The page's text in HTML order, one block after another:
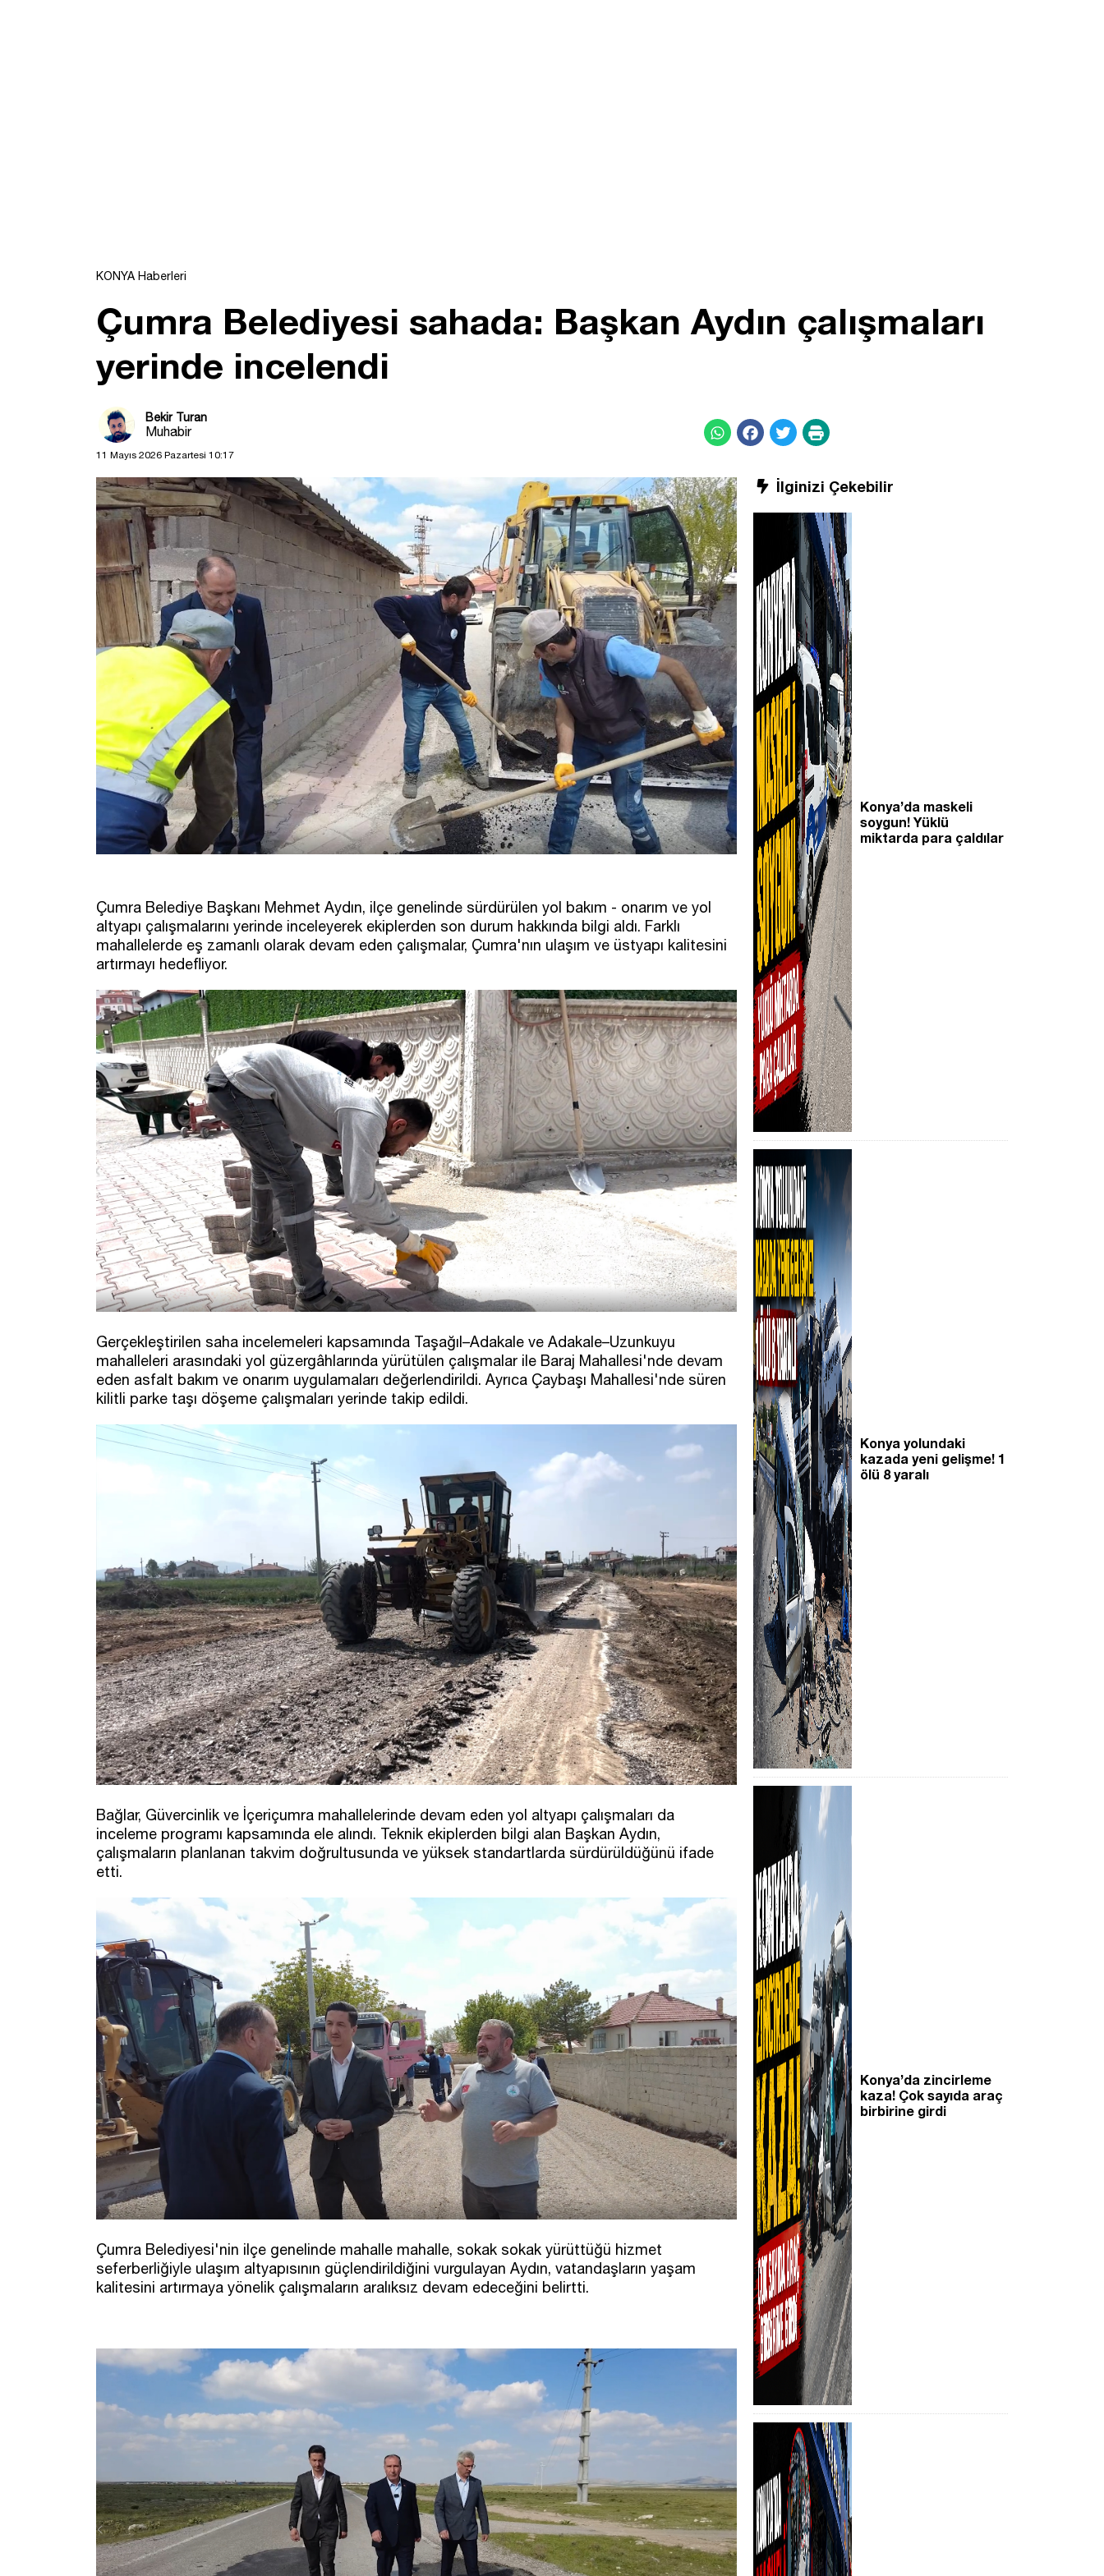
KONYA Haberleri
Çumra Belediyesi sahada: Başkan Aydın çalışmaları
yerinde incelendi
Bekir Turan
Muhabir
11 Mayıs 2026 Pazartesi 10:17
Çumra Belediye Başkanı Mehmet Aydın, ilçe genelinde sürdürülen yol bakım - onarım ve yol
altyapı çalışmalarını yerinde inceleyerek ekiplerden son durum hakkında bilgi aldı. Farklı
mahallelerde eş zamanlı olarak devam eden çalışmalar, Çumra'nın ulaşım ve üstyapı kalitesini
artırmayı hedefliyor.
Gerçekleştirilen saha incelemeleri kapsamında Taşağıl–Adakale ve Adakale–Uzunkuyu
mahalleleri arasındaki yol güzergâhlarında yürütülen çalışmalar ile Baraj Mahallesi'nde devam
eden asfalt bakım ve onarım uygulamaları değerlendirildi. Ayrıca Çaybaşı Mahallesi'nde süren
kilitli parke taşı döşeme çalışmaları yerinde takip edildi.
Bağlar, Güvercinlik ve İçeriçumra mahallelerinde devam eden yol altyapı çalışmaları da
inceleme programı kapsamında ele alındı. Teknik ekiplerden bilgi alan Başkan Aydın,
çalışmaların planlanan takvim doğrultusunda ve yüksek standartlarda sürdürüldüğünü ifade
etti.
Çumra Belediyesi'nin ilçe genelinde mahalle mahalle, sokak sokak yürüttüğü hizmet
seferberliğiyle ulaşım altyapısının güçlendirildiğini vurgulayan Aydın, vatandaşların yaşam
kalitesini artırmaya yönelik çalışmaların aralıksız devam edeceğini belirtti.
İlginizi Çekebilir
Konya’da maskeli
soygun! Yüklü
miktarda para çaldılar
Konya yolundaki
kazada yeni gelişme! 1
ölü 8 yaralı
Konya’da zincirleme
kaza! Çok sayıda araç
birbirine girdi